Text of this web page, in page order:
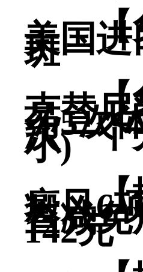
【免
美国进
斑
【免
克替尼
药5次
次一个
小)
【援
癜风6
查减免
142元